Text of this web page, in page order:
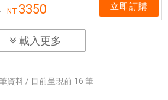
NT 3350 立即訂購
載入更多
筆資料 / 目前呈現前 16 筆